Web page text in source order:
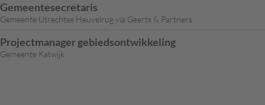
Gemeentesecretaris
Gemeente Utrechtse Heuvelrug via Geerts & Partners
Projectmanager gebiedsontwikkeling
Gemeente Katwijk